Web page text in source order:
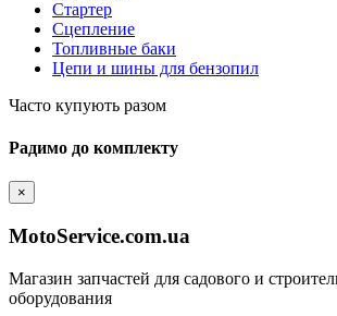
Стартер
Сцепление
Топливные баки
Цепи и шины для бензопил
Часто купують разом
Радимо до комплекту
×
MotoService.com.ua
Магазин запчастей для садового и
оборудования